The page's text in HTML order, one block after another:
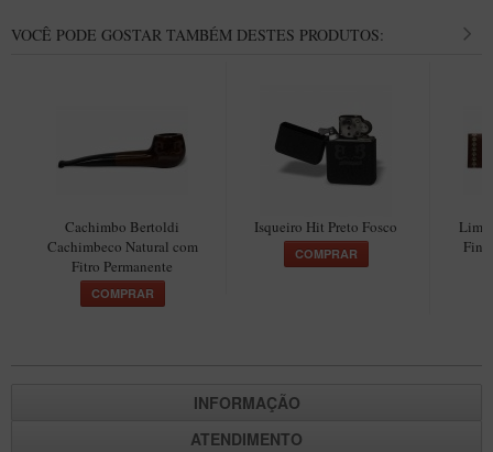
Blends Para Cachimbo
Limpadores para Cachimbo
Suportes
Filtros
VOCÊ PODE GOSTAR TAMBÉM DESTES PRODUTOS:
Cachimbo Bertoldi
Cachimbeco Natural com
Fitro Permanente
COMPRAR
Isqueiro Hit Preto Fosco
COMPRAR
INFORMAÇÃO
ATENDIMENTO